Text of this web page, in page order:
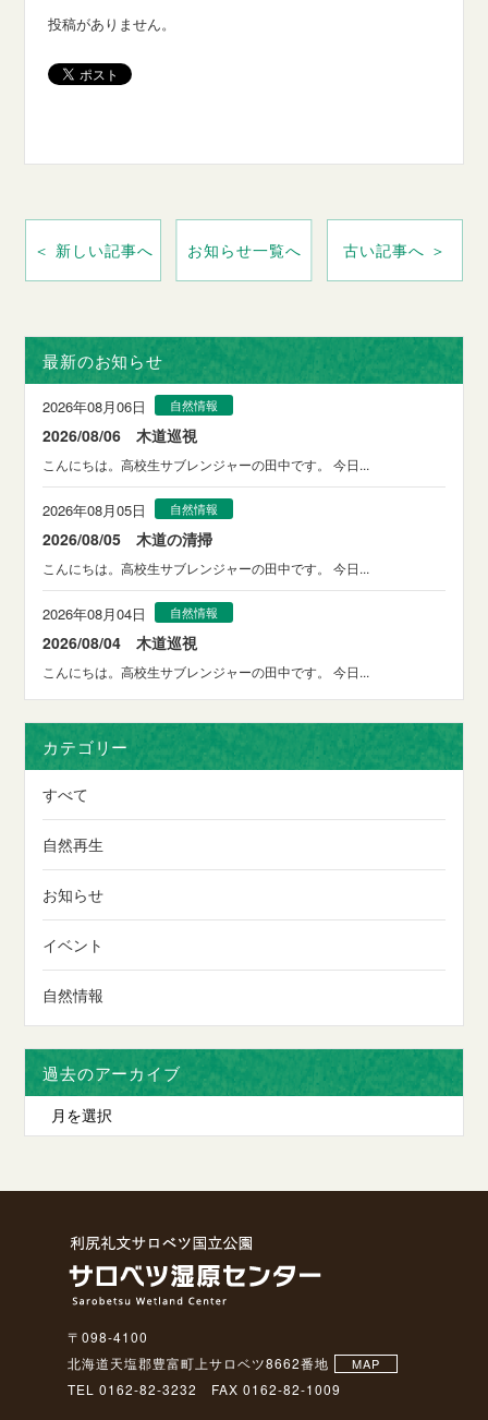
投稿がありません。
＜ 新しい記事へ お知らせ一覧へ 古い記事へ ＞
最新のお知らせ
2026年08月06日 自然情報
2026/08/06 木道巡視
こんにちは。高校生サブレンジャーの田中です。 今日...
2026年08月05日 自然情報
2026/08/05 木道の清掃
こんにちは。高校生サブレンジャーの田中です。 今日...
2026年08月04日 自然情報
2026/08/04 木道巡視
こんにちは。高校生サブレンジャーの田中です。 今日...
カテゴリー
すべて
自然再生
お知らせ
イベント
自然情報
過去のアーカイブ
〒098-4100
北海道天塩郡豊富町上サロベツ8662番地
MAP
TEL 0162-82-3232 FAX 0162-82-1009